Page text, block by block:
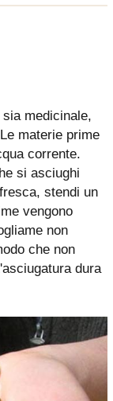
medicinale,
materie prime
corrente.
si asciughi
stendi un
vengono
non
che non
dura